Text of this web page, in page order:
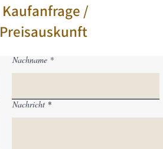
Kaufanfrage /
Preisauskunft
Nachname
Nachricht